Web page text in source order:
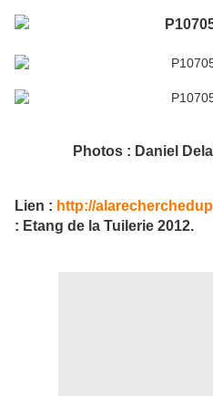
Photos : Daniel
Lien : http://
: Etang de la Tuilerie 2012.